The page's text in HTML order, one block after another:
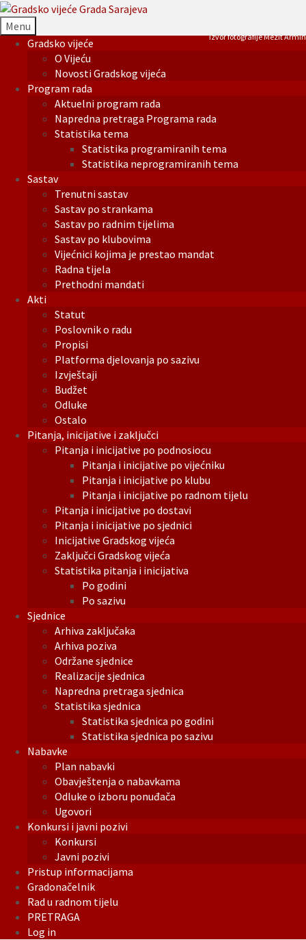
Menu
Gradsko vijeće
O Vijeću
Novosti Gradskog vijeća
Program rada
Aktuelni program rada
Napredna pretraga Programa rada
Statistika tema
Statistika programiranih tema
Statistika neprogramiranih tema
Sastav
Trenutni sastav
Sastav po strankama
Sastav po radnim tijelima
Sastav po klubovima
Vijećnici kojima je prestao mandat
Radna tijela
Prethodni mandati
Akti
Statut
Poslovnik o radu
Propisi
Platforma djelovanja po sazivu
Izvještaji
Budžet
Odluke
Ostalo
Pitanja, inicijative i zaključci
Pitanja i inicijative po podnosiocu
Pitanja i inicijative po vijećniku
Pitanja i inicijative po klubu
Pitanja i inicijative po radnom tijelu
Pitanja i inicijative po dostavi
Pitanja i inicijative po sjednici
Inicijative Gradskog vijeća
Zaključci Gradskog vijeća
Statistika pitanja i inicijativa
Po godini
Po sazivu
Sjednice
Arhiva zaključaka
Arhiva poziva
Održane sjednice
Realizacije sjednica
Napredna pretraga sjednica
Statistika sjednica
Statistika sjednica po godini
Statistika sjednica po sazivu
Nabavke
Plan nabavki
Obavještenja o nabavkama
Odluke o izboru ponuđača
Ugovori
Konkursi i javni pozivi
Konkursi
Javni pozivi
Pristup informacijama
Gradonačelnik
Rad u radnom tijelu
PRETRAGA
Log in
Izvor fotografije Mezit Armin